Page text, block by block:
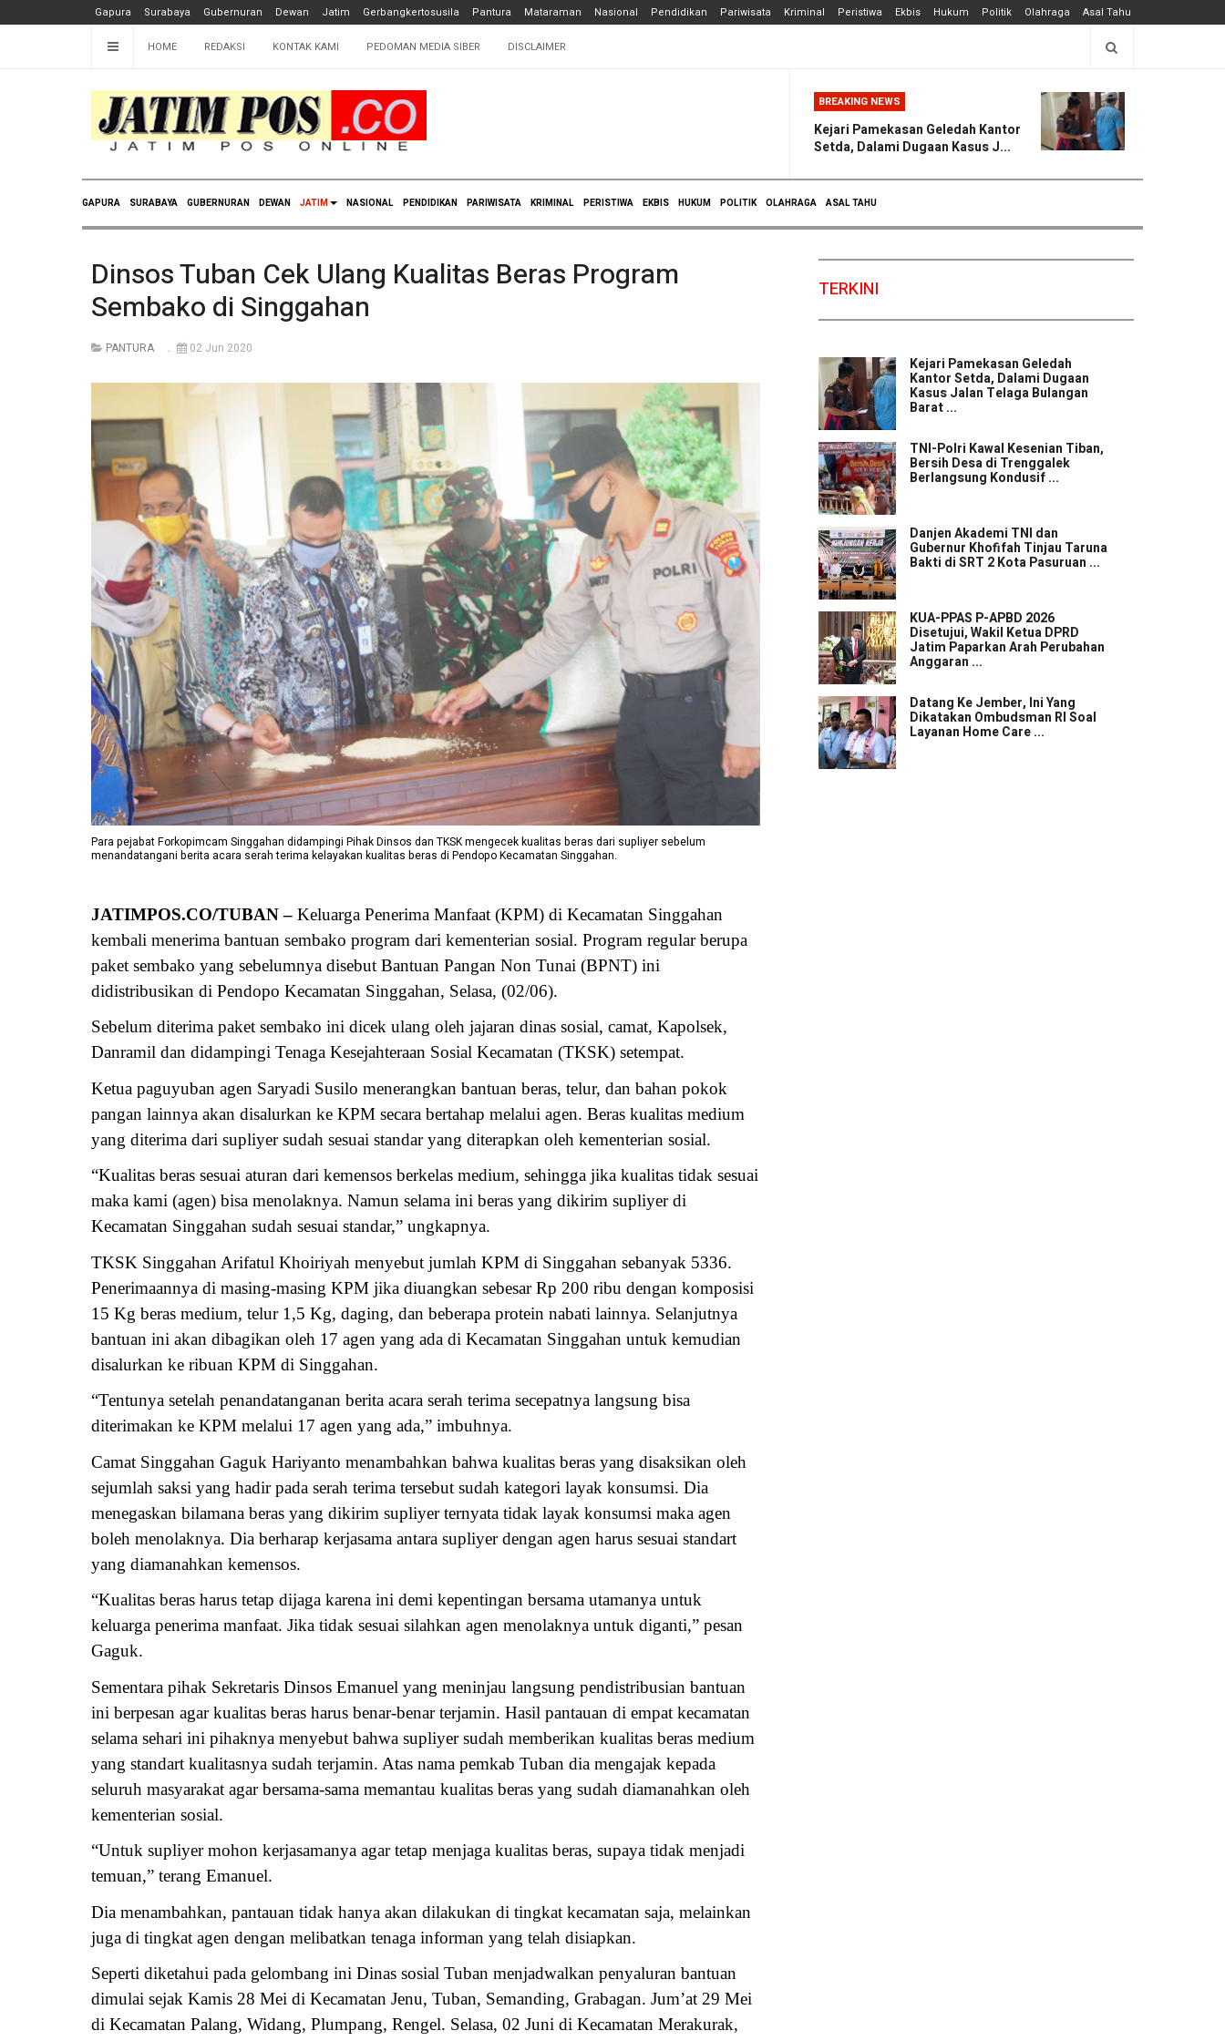
Gapura Surabaya Gubernuran Dewan Jatim Gerbangkertosusila Pantura Mataraman Nasional Pendidikan Pariwisata Kriminal Peristiwa Ekbis Hukum Politik Olahraga Asal Tahu
HOME REDAKSI KONTAK KAMI PEDOMAN MEDIA SIBER DISCLAIMER
BREAKING NEWS
Kejari Pamekasan Geledah Kantor
Setda, Dalami Dugaan Kasus J...
GAPURA SURABAYA GUBERNURAN DEWAN JATIM NASIONAL PENDIDIKAN PARIWISATA KRIMINAL PERISTIWA EKBIS HUKUM POLITIK OLAHRAGA ASAL TAHU
Dinsos Tuban Cek Ulang Kualitas Beras Program
Sembako di Singgahan
PANTURA 02 Jun 2020
Para pejabat Forkopimcam Singgahan didampingi Pihak Dinsos dan TKSK mengecek kualitas beras dari supliyer sebelum
menandatangani berita acara serah terima kelayakan kualitas beras di Pendopo Kecamatan Singgahan.
JATIMPOS.CO/TUBAN – Keluarga Penerima Manfaat (KPM) di Kecamatan Singgahan
kembali menerima bantuan sembako program dari kementerian sosial. Program regular berupa
paket sembako yang sebelumnya disebut Bantuan Pangan Non Tunai (BPNT) ini
didistribusikan di Pendopo Kecamatan Singgahan, Selasa, (02/06).
Sebelum diterima paket sembako ini dicek ulang oleh jajaran dinas sosial, camat, Kapolsek,
Danramil dan didampingi Tenaga Kesejahteraan Sosial Kecamatan (TKSK) setempat.
Ketua paguyuban agen Saryadi Susilo menerangkan bantuan beras, telur, dan bahan pokok
pangan lainnya akan disalurkan ke KPM secara bertahap melalui agen. Beras kualitas medium
yang diterima dari supliyer sudah sesuai standar yang diterapkan oleh kementerian sosial.
“Kualitas beras sesuai aturan dari kemensos berkelas medium, sehingga jika kualitas tidak sesuai
maka kami (agen) bisa menolaknya. Namun selama ini beras yang dikirim supliyer di
Kecamatan Singgahan sudah sesuai standar,” ungkapnya.
TKSK Singgahan Arifatul Khoiriyah menyebut jumlah KPM di Singgahan sebanyak 5336.
Penerimaannya di masing-masing KPM jika diuangkan sebesar Rp 200 ribu dengan komposisi
15 Kg beras medium, telur 1,5 Kg, daging, dan beberapa protein nabati lainnya. Selanjutnya
bantuan ini akan dibagikan oleh 17 agen yang ada di Kecamatan Singgahan untuk kemudian
disalurkan ke ribuan KPM di Singgahan.
“Tentunya setelah penandatanganan berita acara serah terima secepatnya langsung bisa
diterimakan ke KPM melalui 17 agen yang ada,” imbuhnya.
Camat Singgahan Gaguk Hariyanto menambahkan bahwa kualitas beras yang disaksikan oleh
sejumlah saksi yang hadir pada serah terima tersebut sudah kategori layak konsumsi. Dia
menegaskan bilamana beras yang dikirim supliyer ternyata tidak layak konsumsi maka agen
boleh menolaknya. Dia berharap kerjasama antara supliyer dengan agen harus sesuai standart
yang diamanahkan kemensos.
“Kualitas beras harus tetap dijaga karena ini demi kepentingan bersama utamanya untuk
keluarga penerima manfaat. Jika tidak sesuai silahkan agen menolaknya untuk diganti,” pesan
Gaguk.
Sementara pihak Sekretaris Dinsos Emanuel yang meninjau langsung pendistribusian bantuan
ini berpesan agar kualitas beras harus benar-benar terjamin. Hasil pantauan di empat kecamatan
selama sehari ini pihaknya menyebut bahwa supliyer sudah memberikan kualitas beras medium
yang standart kualitasnya sudah terjamin. Atas nama pemkab Tuban dia mengajak kepada
seluruh masyarakat agar bersama-sama memantau kualitas beras yang sudah diamanahkan oleh
kementerian sosial.
“Untuk supliyer mohon kerjasamanya agar tetap menjaga kualitas beras, supaya tidak menjadi
temuan,” terang Emanuel.
Dia menambahkan, pantauan tidak hanya akan dilakukan di tingkat kecamatan saja, melainkan
juga di tingkat agen dengan melibatkan tenaga informan yang telah disiapkan.
Seperti diketahui pada gelombang ini Dinas sosial Tuban menjadwalkan penyaluran bantuan
dimulai sejak Kamis 28 Mei di Kecamatan Jenu, Tuban, Semanding, Grabagan. Jum’at 29 Mei
di Kecamatan Palang, Widang, Plumpang, Rengel. Selasa, 02 Juni di Kecamatan Merakurak,
TERKINI
Kejari Pamekasan Geledah
Kantor Setda, Dalami Dugaan
Kasus Jalan Telaga Bulangan
Barat ...
TNI-Polri Kawal Kesenian Tiban,
Bersih Desa di Trenggalek
Berlangsung Kondusif ...
Danjen Akademi TNI dan
Gubernur Khofifah Tinjau Taruna
Bakti di SRT 2 Kota Pasuruan ...
KUA-PPAS P-APBD 2026
Disetujui, Wakil Ketua DPRD
Jatim Paparkan Arah Perubahan
Anggaran ...
Datang Ke Jember, Ini Yang
Dikatakan Ombudsman RI Soal
Layanan Home Care ...